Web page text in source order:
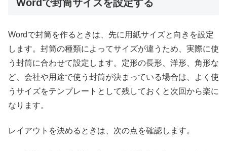
Wordで封筒サイズを設定する
Wordで封筒を作るときは、先に用紙サイズと向きを設定
します。封筒の種類によってサイズが違うため、実際に使
う封筒に合わせて設定します。定形の長形、洋形、角形な
ど、会社や用途で使う封筒が決まっている場合は、よく使
うサイズをテンプレートとして残しておくと次回から楽に
なります。
レイアウトを決めるときは、次の点を確認します。